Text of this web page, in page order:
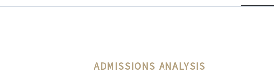
ADMISSIONS ANALYSIS